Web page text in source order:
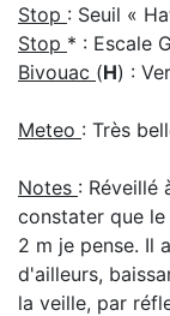
Stop : Seuil «
Stop * : Escale
Bivouac (H) :
Meteo : Très
Notes : Réveillé
constater que le
2 m je pense. Il
d'ailleurs,
la veille, par